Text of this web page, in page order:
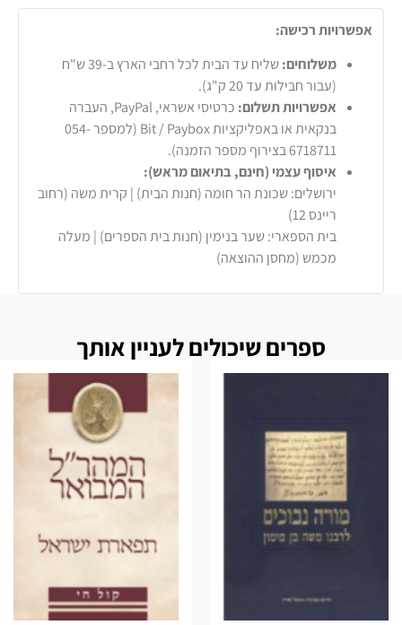
אפשרויות רכישה:
משלוחים:
שליח עד הבית לכל רחבי הארץ ב-39 ש"ח
(עבור חבילות עד 20 ק"ג).
אפשרויות תשלום:
כרטיסי אשראי, PayPal, העברה
בנקאית או באפליקציות Bit / Paybox (למספר 054-
6718711 בצירוף מספר הזמנה).
איסוף עצמי (חינם, בתיאום מראש):
ירושלים: שכונת הר חומה (חנות הבית) | קרית משה (רחוב
ריינס 12)
בית הספארי: שער בנימין (חנות בית הספרים) | מעלה
מכמש (מחסן ההוצאה)
ספרים שיכולים לעניין אותך